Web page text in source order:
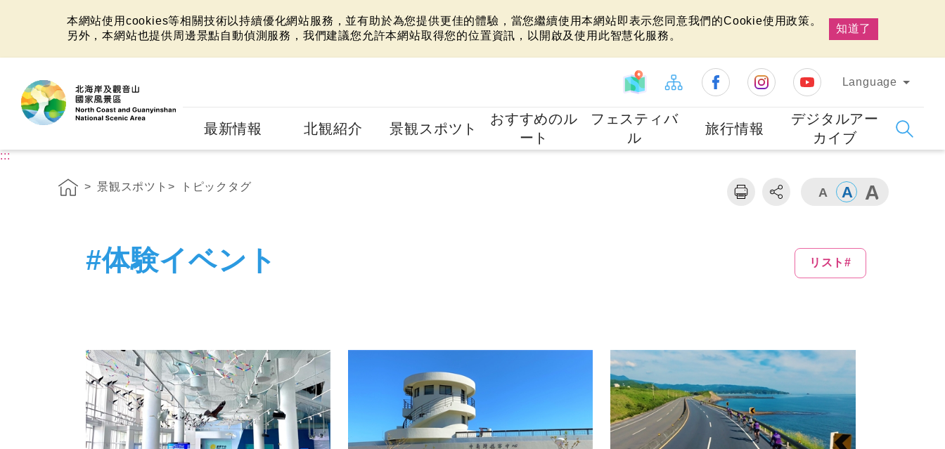
本網站使用cookies等相關技術以持續優化網站服務，並有助於為您提供更佳的體驗，當您繼續使用本網站即表示您同意我們的Cookie使用政策。
另外，本網站也提供周邊景點自動偵測服務，我們建議您允許本網站取得您的位置資訊，以開啟及使用此智慧化服務。
知道了
Language
最新情報 北観紹介 景観スポツト
おすすめのル
ート
フェスティバ
ル
旅行情報
デジタルアー
カイブ
:::
景観スポツト トピックタグ
#体験イベント リスト#